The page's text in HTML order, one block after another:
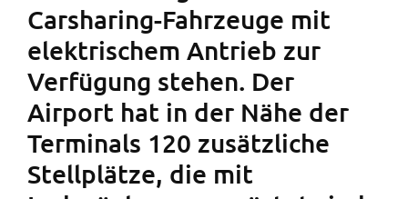
Carsharing-Fahrzeuge mit
elektrischem Antrieb zur
Verfügung stehen. Der
Airport hat in der Nähe der
Terminals 120 zusätzliche
Stellplätze, die mit